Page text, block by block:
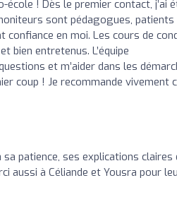
école ! Dès le premier contact, j’ai
sont pédagogues,
en moi. Les cours de
bien entretenus. L’équipe
et m’aider dans les
coup ! Je recommande vivement
patience, ses explications claires
aussi à Céliande et Yousra pour